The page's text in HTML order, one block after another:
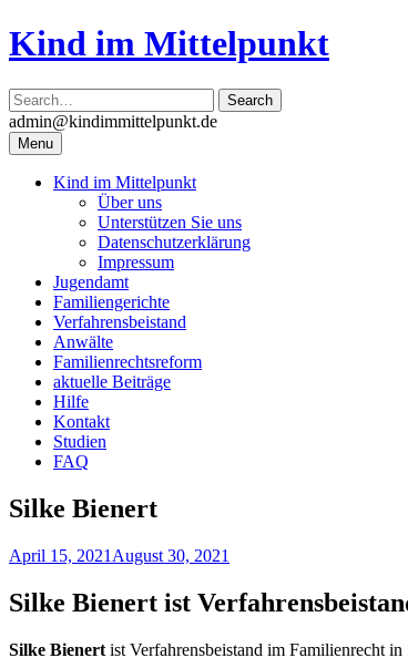
Skip
to
Kind im Mittelpunkt
admin@kindimmittelpunkt.de
Menu
Kind im Mittelpunkt
Über uns
Unterstützen Sie uns
Datenschutzerklärung
Impressum
Jugendamt
Familiengerichte
Verfahrensbeistand
Anwälte
Familienrechtsreform
aktuelle Beiträge
Hilfe
Kontakt
Studien
FAQ
Silke Bienert
April 15, 2021 August 30, 2021
Silke Bienert ist
Silke Bienert ist Verfahrensbeistand im Familienrecht